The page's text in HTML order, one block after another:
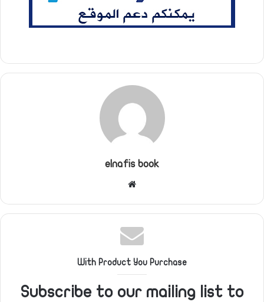
elnafis book
With Product You Purchase
Subscribe to our mailing list to